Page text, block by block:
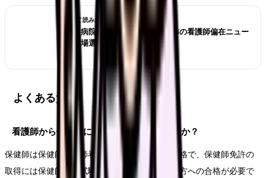
あわせて読みたい
世界は病院から地域・在宅へ？ICNの看護師偏在ニュー
スを職場選びで読む
よくある質問
看護師から保健師になるには何が必要ですか？
保健師は保健師助産師看護師法に基づく国家資格で、保健師免許の
取得には保健師国家試験と看護師国家試験の両方への合格が必要で